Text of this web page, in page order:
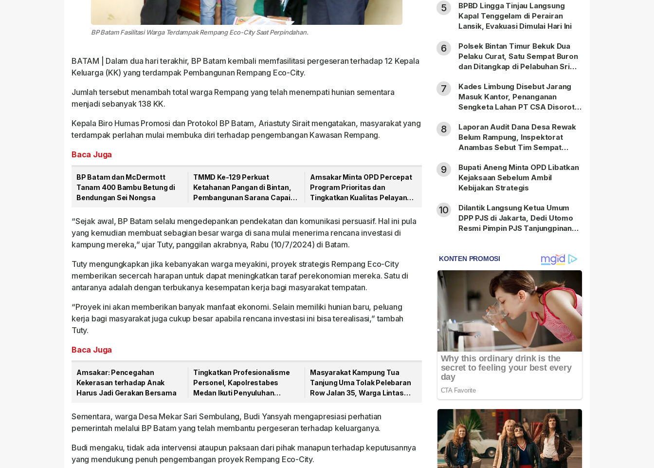
BP Batam Fasilitasi Warga Terdampak Rempang Eco-City Saat Perpindahan.
BATAM | Dalam dua hari terakhir, BP Batam kembali memfasilitasi pergeseran terhadap 12 Kepala
Keluarga (KK) yang terdampak Pembangunan Rempang Eco-City.
Jumlah tersebut menambah total warga Rempang yang telah menempati hunian sementara
menjadi sebanyak 138 KK.
Kepala Biro Humas Promosi dan Protokol BP Batam, Ariastuty Sirait mengatakan, masyarakat yang
terdampak perlahan mulai membuka diri terhadap pengembangan Kawasan Rempang.
Baca Juga
BP Batam dan McDermott
Tanam 400 Bambu Betung di
Bendungan Sei Nongsa
TMMD Ke-129 Perkuat
Ketahanan Pangan di Bintan,
Pembangunan Sarana Capai
Amsakar Minta OPD Percepat
Program Prioritas dan
Tingkatkan Kualitas Pelayanan
“Sejak awal, BP Batam selalu mengedepankan pendekatan dan komunikasi persuasif. Hal ini pula
yang kemudian membuat sebagian besar warga di sana mulai menerima rencana investasi di
kampung mereka,” ujar Tuty, panggilan akrabnya, Rabu (10/7/2024) di Batam.
Tuty mengungkapkan jika kebanyakan warga meyakini, proyek strategis Rempang Eco-City
memberikan secercah harapan untuk dapat meningkatkan taraf perekonomian mereka. Satu di
antaranya adalah dengan terbukanya kesempatan kerja bagi masyarakat tempatan.
“Proyek ini akan memberikan banyak manfaat ekonomi. Selain memiliki hunian baru, peluang
kerja bagi masyarakat juga cukup besar apabila rencana investasi ini bisa terealisasi,” tambah
Tuty.
Baca Juga
Amsakar: Pencegahan
Kekerasan terhadap Anak
Harus Jadi Gerakan Bersama
Tingkatkan Profesionalisme
Personel, Kapolrestabes
Medan Ikuti Penyuluhan
Masyarakat Kampung Tua
Tanjung Uma Tolak Pelebaran
Row Jalan 35, Warga Lintas
Nur Ilahi
Sementara, warga Desa Mekar Sari Sembulang, Budi Yansyah mengapresiasi perhatian
pemerintah melalui BP Batam yang telah membantu pergeseran terhadap keluarganya.
Budi mengaku, tidak ada intervensi ataupun paksaan dari pihak manapun terhadap keputusannya
yang mendukung penuh pengembangan proyek Rempang Eco-City.
5
BPBD Lingga Tinjau Langsung
Kapal Tenggelam di Perairan
Lansik, Evakuasi Dimulai Hari Ini
6
Polsek Bintan Timur Bekuk Dua
Pelaku Curat, Satu Sempat Buron
dan Ditangkap di Pelabuhan Sri
7
Kades Limbung Disebut Jarang
Masuk Kantor, Penanganan
Sengketa Lahan PT CSA Disorot
8
Laporan Audit Dana Desa Rewak
Belum Rampung, Inspektorat
Anambas Sebut Tim Sempat
9
Bupati Aneng Minta OPD Libatkan
Kejaksaan Sebelum Ambil
Kebijakan Strategis
10
Dilantik Langsung Ketua Umum
DPP PJS di Jakarta, Dedi Utomo
Resmi Pimpin PJS Tanjungpinang-